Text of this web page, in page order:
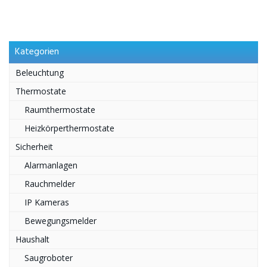
Kategorien
Beleuchtung
Thermostate
Raumthermostate
Heizkörperthermostate
Sicherheit
Alarmanlagen
Rauchmelder
IP Kameras
Bewegungsmelder
Haushalt
Saugroboter